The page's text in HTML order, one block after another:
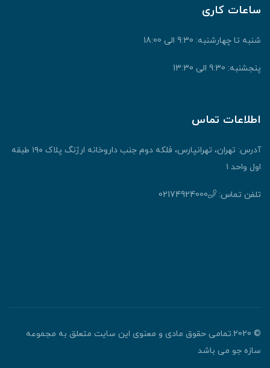
ساعات کاری
شنبه تا چهارشنبه: 9:30 الی 18:00
پنجشنبه: 9:30 الی 13:30
اطلاعات تماس
آدرس: تهران، تهرانپارس، فلکه دوم جنب داروخانه ارژنگ پلاک ۱۹۰ طبقه
اول واحد ۱
تلفن تماس: 02174924000
© 2020.تمامی حقوق مادی و معنوی این سایت متعلق به مجموعه
سازه جو می باشد